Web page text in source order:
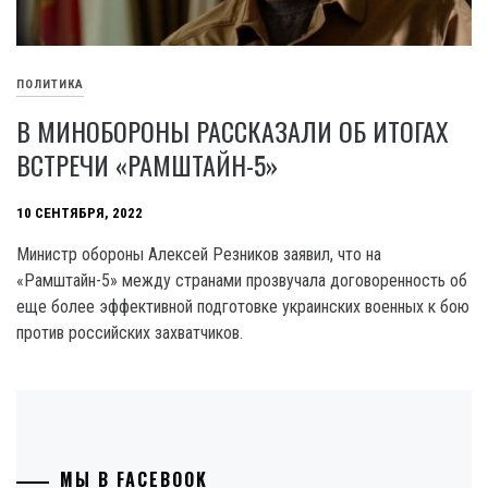
ПОЛИТИКА
В МИНОБОРОНЫ РАССКАЗАЛИ ОБ ИТОГАХ
ВСТРЕЧИ «РАМШТАЙН-5»
10 СЕНТЯБРЯ, 2022
Министр обороны Алексей Резников заявил, что на
«Рамштайн-5» между странами прозвучала договоренность об
еще более эффективной подготовке украинских военных к бою
против российских захватчиков.
МЫ В FACEBOOK